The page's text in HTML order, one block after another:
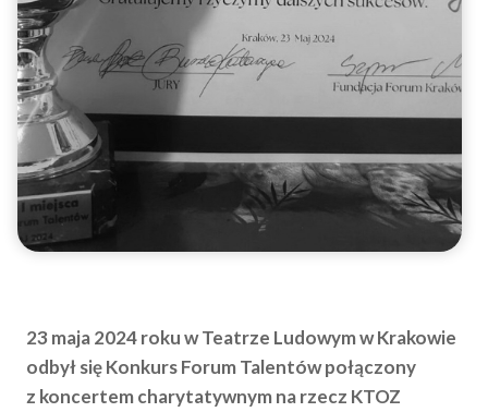
23 maja 2024 roku w Teatrze Ludowym w Krakowie
odbył się Konkurs Forum Talentów połączony
z koncertem charytatywnym na rzecz KTOZ